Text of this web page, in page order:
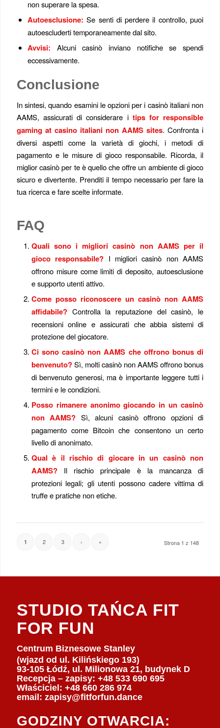
non superare la spesa.
Autoesclusione: Se senti di perdere il controllo, puoi
autoescluderti temporaneamente dal sito.
Avvisi: Alcuni casinò inviano notifiche se spendi
eccessivamente.
Conclusione
In sintesi, quando esamini le opzioni per i casinò italiani non
AAMS, assicurati di considerare i tips for responsible
gaming at casino italiani non AAMS sites. Confronta i
diversi aspetti come la varietà di giochi, i metodi di
pagamento e le misure di gioco responsabile. Ricorda, il
miglior casinò per te è quello che offre un ambiente di gioco
sicuro e divertente. Prenditi il tempo necessario per fare la
tua ricerca e fare scelte informate.
FAQ
Quali sono i migliori casinò non AAMS per il
gioco responsabile? I migliori casinò non AAMS
offrono misure come limiti di deposito, autoesclusione
e supporto utenti attivo.
Come posso riconoscere un casinò non AAMS
affidabile?Controlla la reputazione del casinò, le
recensioni online e assicurati che abbia sistemi di
protezione del giocatore.
Ci sono casinò non AAMS che offrono bonus di
benvenuto?Sì, molti casinò non AAMS offrono bonus
di benvenuto generosi, ma è importante leggere tutti i
termini e le condizioni.
Posso rimanere anonimo giocando in un casinò
non AAMS? Sì, alcuni casinò offrono opzioni di
pagamento come Bitcoin che consentono un certo
livello di anonimato.
Qual è il rischio di giocare in un casinò non
AAMS?Il rischio principale è la mancanza di
protezioni legali; gli utenti possono cadere vittima di
truffe e pratiche non etiche.
Strona 1 z 148
1 2 3 › »
STUDIO TAŃCA FIT
FOR FUN
Centrum Biznesowe Stanley
(wjazd od ul. Kilińskiego 193)
93-105 Łódź, ul. Milionowa 21, budynek D
Recepcja – zapisy: +48 533 690 695
Właściciel: +48 660 286 974
email: zapisy@fitforfun.dance
GODZINY OTWARCIA: